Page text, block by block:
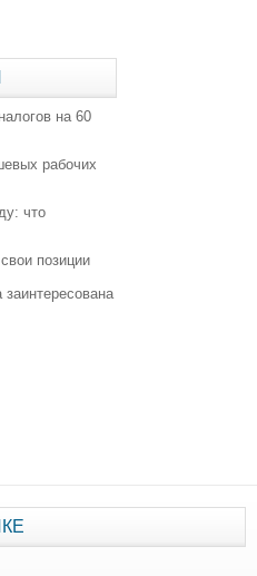
на 60
рабочих
что
позиции